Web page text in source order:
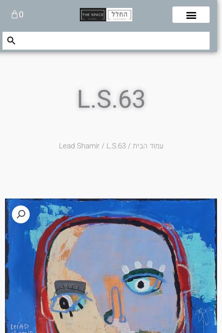
0עגלת
קניות
Search
Search Button
L.S.63
עמוד הבית/
Lead Shamir/ L.S.63